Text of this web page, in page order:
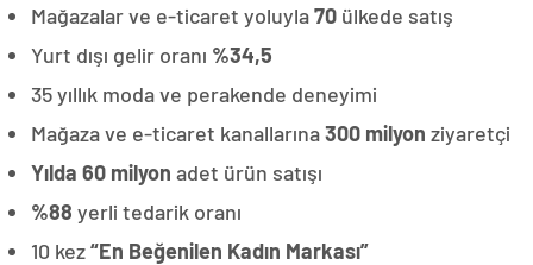
Mağazalar ve e-ticaret yoluyla70 ülkede satış
Yurt dışı gelir oranı %34,5
35 yıllık moda ve perakende deneyimi
Mağaza ve e-ticaret kanallarına300 milyon ziyaretçi
Yılda 60 milyon adet ürün satışı
%88 yerli tedarik oranı
10 kez“En Beğenilen Kadın Markası”